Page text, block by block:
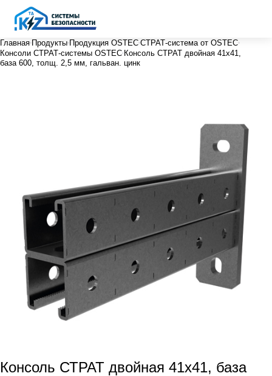
Главная Продукты Продукция OSTEC СТРАТ-система от OSTEC
Консоли СТРАТ-системы OSTEC Консоль СТРАТ двойная 41х41,
база 600, толщ. 2,5 мм, гальван. цинк
Консоль СТРАТ двойная 41х41, база